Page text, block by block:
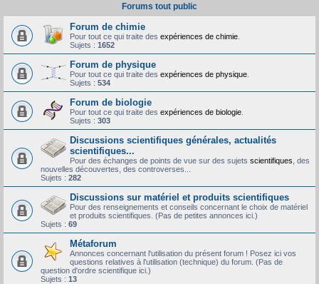
h
Forums tout public
Forum de chimie
Pour tout ce qui traite des expériences de chimie
Sujets : 1652
Forum de physique
Pour tout ce qui traite des expériences de physique
Sujets : 534
Forum de biologie
Pour tout ce qui traite des expériences de biologie
Sujets : 303
Discussions scientifiques générales, actualités
scientifiques...
Pour des échanges de points de vue sur des sujets scientifiques , des
nouvelles découvertes, des controverses...
Sujets : 282
Discussions sur matériel et produits scientifiques
Pour des renseignements et conseils concernant le choix de matériel
et produits scientifiques. (Pas de petites annonces ici.)
Sujets : 69
Métaforum
Annonces concernant l'utilisation du présent forum ! Posez ici vos
questions relatives à l'utilisation (technique) du forum. (Pas de
question d'ordre scientifique ici.)
Sujets : 13